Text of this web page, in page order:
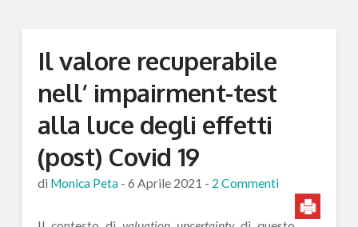
Il valore recuperabile
nell’ impairment-test
alla luce degli effetti
(post) Covid 19
di Monica Peta- 6 Aprile 2021 - 2 Commenti